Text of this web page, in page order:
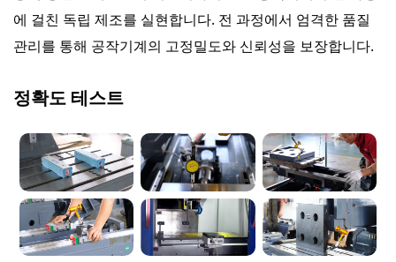
에 걸친 독립 제조를 실현합니다. 전 과정에서 엄격한 품질
관리를 통해 공작기계의 고정밀도와 신뢰성을 보장합니다.
정확도 테스트